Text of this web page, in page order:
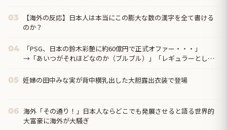
03
【海外の反応】日本人は本当にこの膨大な数の漢字を全て書ける
のか？
04
「PSG、日本の鈴木彩艶に約60億円で正式オファー・・・」
→「あいつがそれほどなのか（ブルブル）」「レギュラーとして
05 妊婦の田中みな実が背中横乳出した大胆露出衣装で登場
06 海外「その通り！」日本人ならどこでも発展させると語る世界的
大富豪に海外が大騒ぎ